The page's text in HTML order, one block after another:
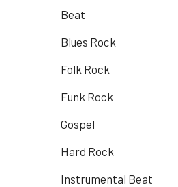
Beat
Blues Rock
Folk Rock
Funk Rock
Gospel
Hard Rock
Instrumental Beat